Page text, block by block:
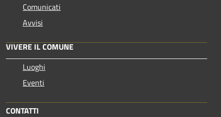
Comunicati
Avvisi
VIVERE IL COMUNE
Luoghi
Eventi
CONTATTI